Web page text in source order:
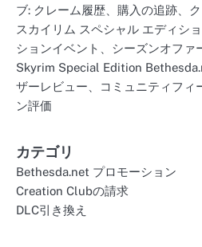
ブ: クレーム履歴、購入の追跡、
スカイリム スペシャル エディシ
ションイベント、シーズンオファ
Skyrim Special Edition
ザーレビュー、コミュニティフィ
ン評価
カテゴリ
Bethesda.net プロモーション
Creation Clubの請求
DLC引き換え